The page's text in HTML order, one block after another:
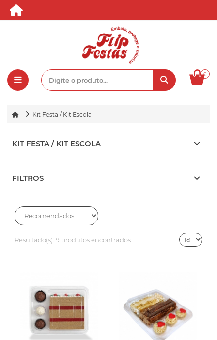
0
Kit Festa / Kit Escola
KIT FESTA / KIT ESCOLA
FILTROS
Resultado(s): 9 produtos encontrados